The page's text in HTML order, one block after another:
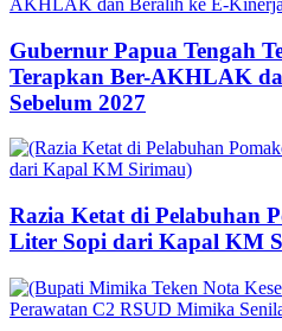
Gubernur Papua Tengah
Terapkan Ber-AKHLAK
Sebelum 2027
Razia Ketat di Pelabuhan
Liter Sopi dari Kapal KM